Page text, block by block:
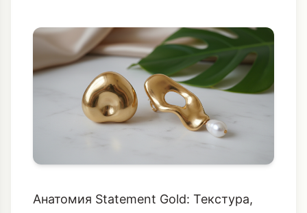
Анатомия Statement Gold: Текстура,